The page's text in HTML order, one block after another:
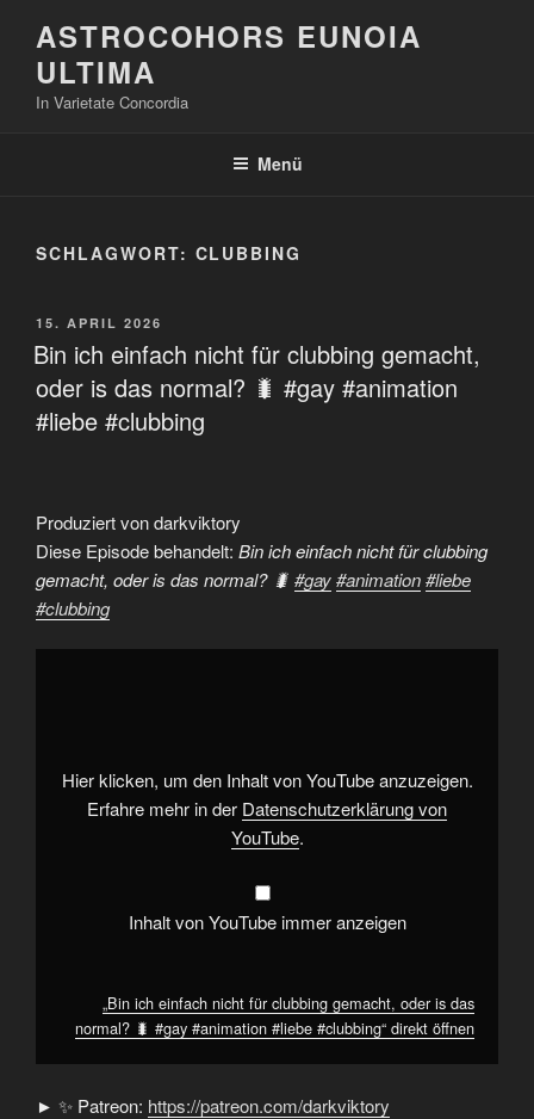
Inhalt
springen
ASTROCOHORS EUNOIA
ULTIMA
In Varietate Concordia
Menü
SCHLAGWORT: CLUBBING
VERÖFFENTLICHT
AM
15. APRIL 2026
Bin ich einfach nicht für clubbing gemacht,
oder is das normal? 🐛 #gay #animation
#liebe #clubbing
Produziert von darkviktory
Diese Episode behandelt: Bin ich einfach nicht für clubbing
gemacht, oder is das normal? 🐛 #gay#animation#liebe
#clubbing
„Bin
oder
normal?
Hier klicken, um den Inhalt von YouTube anzuzeigen.
Erfahre mehr in der Datenschutzerklärung von
YouTube.
Inhalt von YouTube immer anzeigen
„Bin ich einfach nicht für clubbing gemacht, oder is das
normal? 🐛 #gay #animation #liebe #clubbing“ direkt öffnen
► ✨ Patreon: https://patreon.com/darkviktory